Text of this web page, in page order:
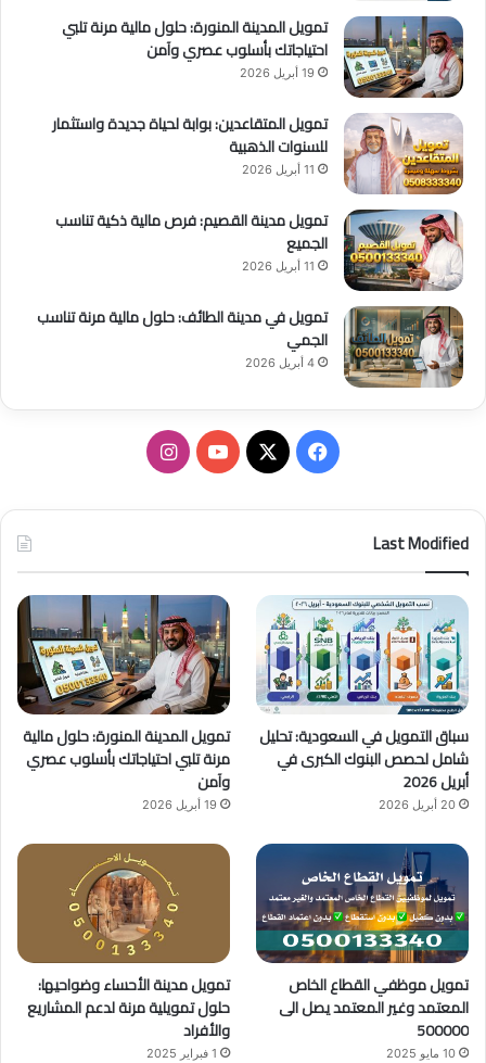
تمويل المدينة المنورة: حلول مالية مرنة تلبي
احتياجاتك بأسلوب عصري وآمن
19 أبريل 2026
تمويل المتقاعدين: بوابة لحياة جديدة واستثمار
للسنوات الذهبية
11 أبريل 2026
تمويل مدينة القصيم: فرص مالية ذكية تناسب
الجميع
11 أبريل 2026
تمويل في مدينة الطائف: حلول مالية مرنة تناسب
الجمي
4 أبريل 2026
ب
ك
u
T
u
b
e
ت
ق
ر
ا
م
Last Modified
سباق التمويل في السعودية: تحليل
شامل لحصص البنوك الكبرى في
أبريل 2026
20 أبريل 2026
تمويل المدينة المنورة: حلول مالية
مرنة تلبي احتياجاتك بأسلوب عصري
وآمن
19 أبريل 2026
تمويل موظفي القطاع الخاص
المعتمد وغير المعتمد يصل الى
500000
10 مايو 2025
تمويل مدينة الأحساء وضواحيها:
حلول تمويلية مرنة لدعم المشاريع
والأفراد
1 فبراير 2025